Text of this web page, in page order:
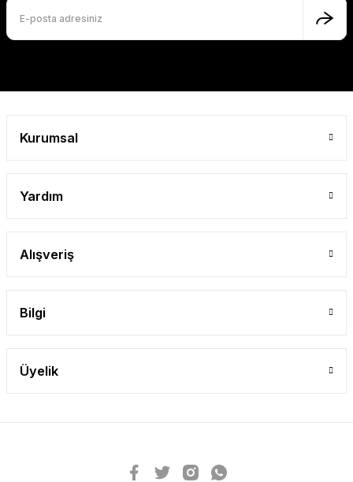
Kurumsal
Yardım
Alışveriş
Bilgi
Üyelik